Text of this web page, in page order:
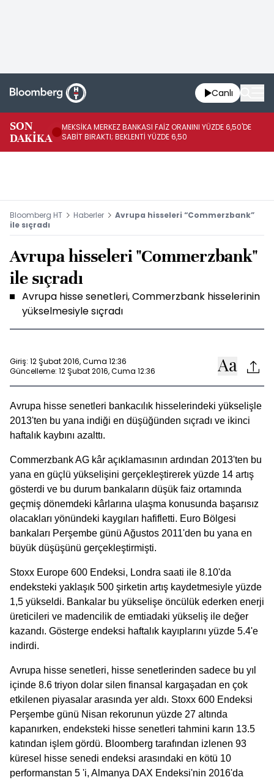
Canlı
SON
DAKİKA
MEKSİKA MERKEZ BANKASI FAİZ ORANINI YÜZDE 6,50'DE
SABİT BIRAKTI; BEKLENTİ YÜZDE 6,50
Bloomberg HT Haberler
Avrupa hisseleri “Commerzbank”
ile sıçradı
Avrupa hisseleri "Commerzbank"
ile sıçradı
Avrupa hisse senetleri, Commerzbank hisselerinin
yükselmesiyle sıçradı
Giriş: 12 Şubat 2016, Cuma 12:36
Güncelleme: 12 Şubat 2016, Cuma 12:36
Avrupa hisse senetleri bankacılık hisselerindeki yükselişle
2013'ten bu yana indiği en düşüğünden sıçradı ve ikinci
haftalık kaybını azalttı.
Commerzbank AG kâr açıklamasının ardından 2013'ten bu
yana en güçlü yükselişini gerçekleştirerek yüzde 14 artış
gösterdi ve bu durum bankaların düşük faiz ortamında
geçmiş dönemdeki kârlarına ulaşma konusunda başarısız
olacakları yönündeki kaygıları hafifletti. Euro Bölgesi
bankaları Perşembe günü Ağustos 2011'den bu yana en
büyük düşüşünü gerçekleştirmişti.
Stoxx Europe 600 Endeksi, Londra saati ile 8.10'da
endeksteki yaklaşık 500 şirketin artış kaydetmesiyle yüzde
1,5 yükseldi. Bankalar bu yükselişe öncülük ederken enerji
üreticileri ve madencilik de emtiadaki yükseliş ile değer
kazandı. Gösterge endeksi haftalık kayıplarını yüzde 5.4'e
indirdi.
Avrupa hisse senetleri, hisse senetlerinden sadece bu yıl
içinde 8.6 triyon dolar silen finansal kargaşadan en çok
etkilenen piyasalar arasında yer aldı. Stoxx 600 Endeksi
Perşembe günü Nisan rekorunun yüzde 27 altında
kapanırken, endeksteki hisse senetleri tahmini karın 13.5
katından işlem gördü. Bloomberg tarafından izlenen 93
küresel hisse senedi endeksi arasındaki en kötü 10
performanstan 5 'i, Almanya DAX Endeksi'nin 2016'da